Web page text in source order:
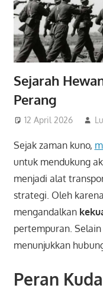
Sejarah
Perang
12 April 2026
Sejak zaman kuno,
untuk mendukung
menjadi alat
strategi. Oleh
mengandalkan
pertempuran.
menunjukkan
Peran